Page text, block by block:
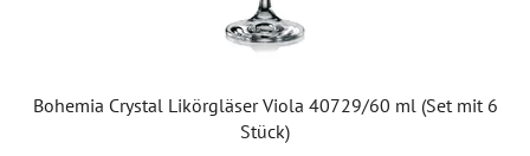
Bohemia Crystal Likörgläser Viola 40729/60 ml (Set mit 6
Stück)